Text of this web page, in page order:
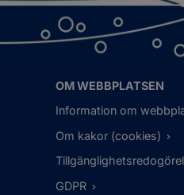
OM WEBBPLATSEN
Information om
Om kakor (cookies)
GDPR